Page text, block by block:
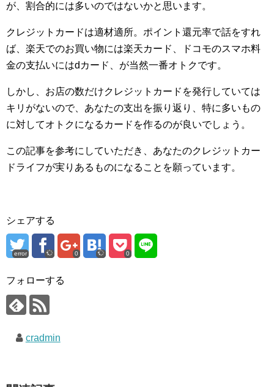
が、割合的には多いのではないかと思います。
クレジットカードは適材適所。ポイント還元率で話をすれ
ば、楽天でのお買い物には楽天カード、ドコモのスマホ料
金の支払いにはdカード、が当然一番オトクです。
しかし、お店の数だけクレジットカードを発行していては
キリがないので、あなたの支出を振り返り、特に多いもの
に対してオトクになるカードを作るのが良いでしょう。
この記事を参考にしていただき、あなたのクレジットカー
ドライフが実りあるものになることを願っています。
シェアする
error 0 0
フォローする
cradmin